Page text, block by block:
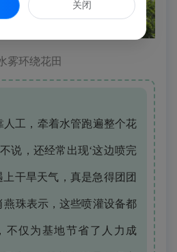
雾环绕花田
人工，牵着水管跑遍整个花
说，还经常出现‘这边喷完
上干旱天气，真是急得团团
燕珠表示，这些喷灌设备都
不仅为基地节省了人力成
关闭